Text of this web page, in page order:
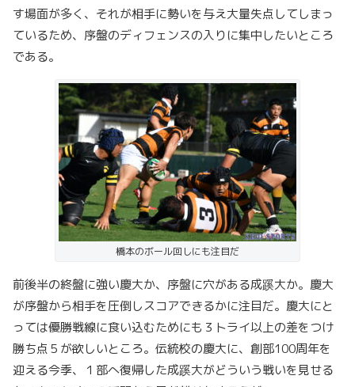
す場面が多く、それが相手に勢いを与え大量失点してしまっ
ているため、序盤のディフェンスの入りに集中したいところ
である。
橋本のボール回しにも注目だ
前後半の終盤に強い慶大か、序盤に穴がある成蹊大か。慶大
が序盤から相手を圧倒しスコアできるかに注目だ。慶大にと
っては優勝戦線に食い込むためにも３トライ以上の差をつけ
勝ち点５が欲しいところ。伝統校の慶大に、創部100周年を
迎える今季、１部へ復帰した成蹊大がどういう戦いを見せる